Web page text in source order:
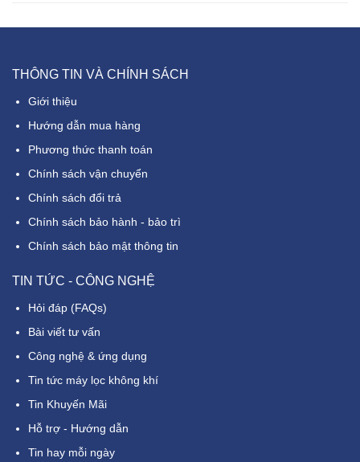
THÔNG TIN VÀ CHÍNH SÁCH
Giới thiệu
Hướng dẫn mua hàng
Phương thức thanh toán
Chính sách vận chuyển
Chính sách đổi trả
Chính sách bảo hành - bảo trì
Chính sách bảo mật thông tin
TIN TỨC - CÔNG NGHỆ
Hỏi đáp (FAQs)
Bài viết tư vấn
Công nghệ & ứng dụng
Tin tức máy lọc không khí
Tin Khuyến Mãi
Hỗ trợ - Hướng dẫn
Tin hay mỗi ngày